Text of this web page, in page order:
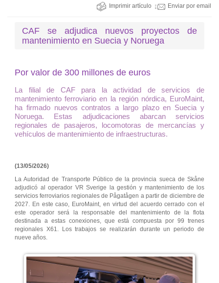
Imprimir artículo Enviar por email
CAF se adjudica nuevos proyectos de
mantenimiento en Suecia y Noruega
Por valor de 300 millones de euros
La filial de CAF para la actividad de servicios de
mantenimiento ferroviario en la región nórdica, EuroMaint,
ha firmado nuevos contratos a largo plazo en Suecia y
Noruega. Estas adjudicaciones abarcan servicios
regionales de pasajeros, locomotoras de mercancías y
vehículos de mantenimiento de infraestructuras.
(13/05/2026)
La Autoridad de Transporte Público de la provincia sueca de Skåne
adjudicó al operador VR Sverige la gestión y mantenimiento de los
servicios ferroviarios regionales de Pågatågen a partir de diciembre de
2027. En este caso, EuroMaint, en virtud del acuerdo cerrado con el
este operador será la responsable del mantenimiento de la flota
destinada a estas conexiones, que está compuesta por 99 trenes
regionales X61. Los trabajos se realizarán durante un periodo de
nueve años.